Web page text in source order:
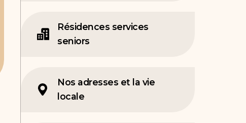
Résidences services
seniors
Nos adresses et la vie
locale